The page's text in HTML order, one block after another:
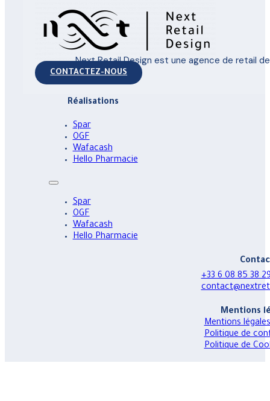
Next Retail Design est une agence de retail
CONTACTEZ-NOUS
Réalisations
Spar
OGF
Wafacash
Hello Pharmacie
Spar
OGF
Wafacash
Hello Pharmacie
+33 6 08 85 38
Mentions
Mentions légales
Politique de
Politique de